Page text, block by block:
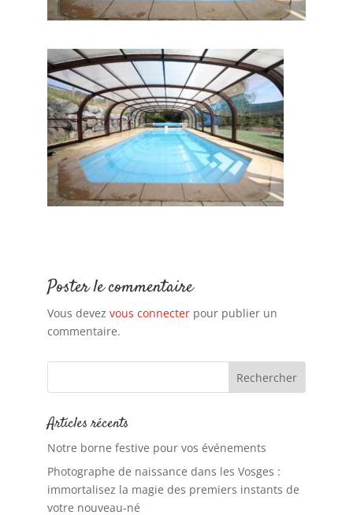
Poster le commentaire
Vous devez vous connecterpour publier un
commentaire.
Articles récents
Notre borne festive pour vos événements
Photographe de naissance dans les Vosges :
immortalisez la magie des premiers instants de
votre nouveau-né